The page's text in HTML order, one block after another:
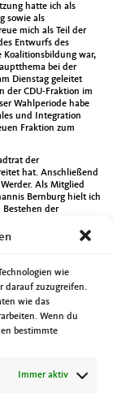
wie
darauf zuzugreifen.
wie das
Wenn du
bestimmte
Immer aktiv
hatte ich als
sowie als
mich als Teil der
Entwurfs des
Koalitionsbildung war,
bei der
Dienstag geleitet
der CDU-Fraktion im
Wahlperiode habe
und Integration
Fraktion zum
der
hat. Anschließend
Als Mitglied
Bernburg hielt ich
der
lernort-
Spenden für zwei
Danach ging es
und Fahrplatz
Einblick in die
der Freiwilligen
die aktuellen
in den